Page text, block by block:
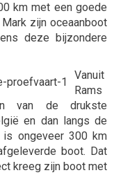
km met een goede
zijn oceaanboot
deze bijzondere
Vanuit
Rams
van de drukste
en dan langs de
is ongeveer 300 km
boot. Dat
kreeg zijn boot met